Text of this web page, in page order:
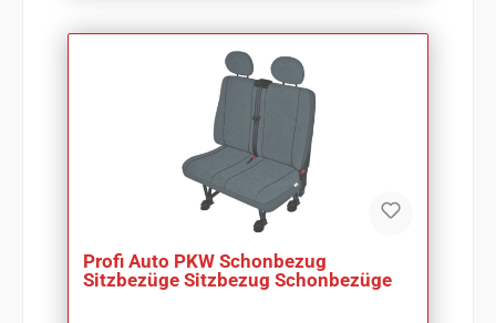
Profi Auto PKW Schonbezug
Sitzbezüge Sitzbezug Schonbezüge